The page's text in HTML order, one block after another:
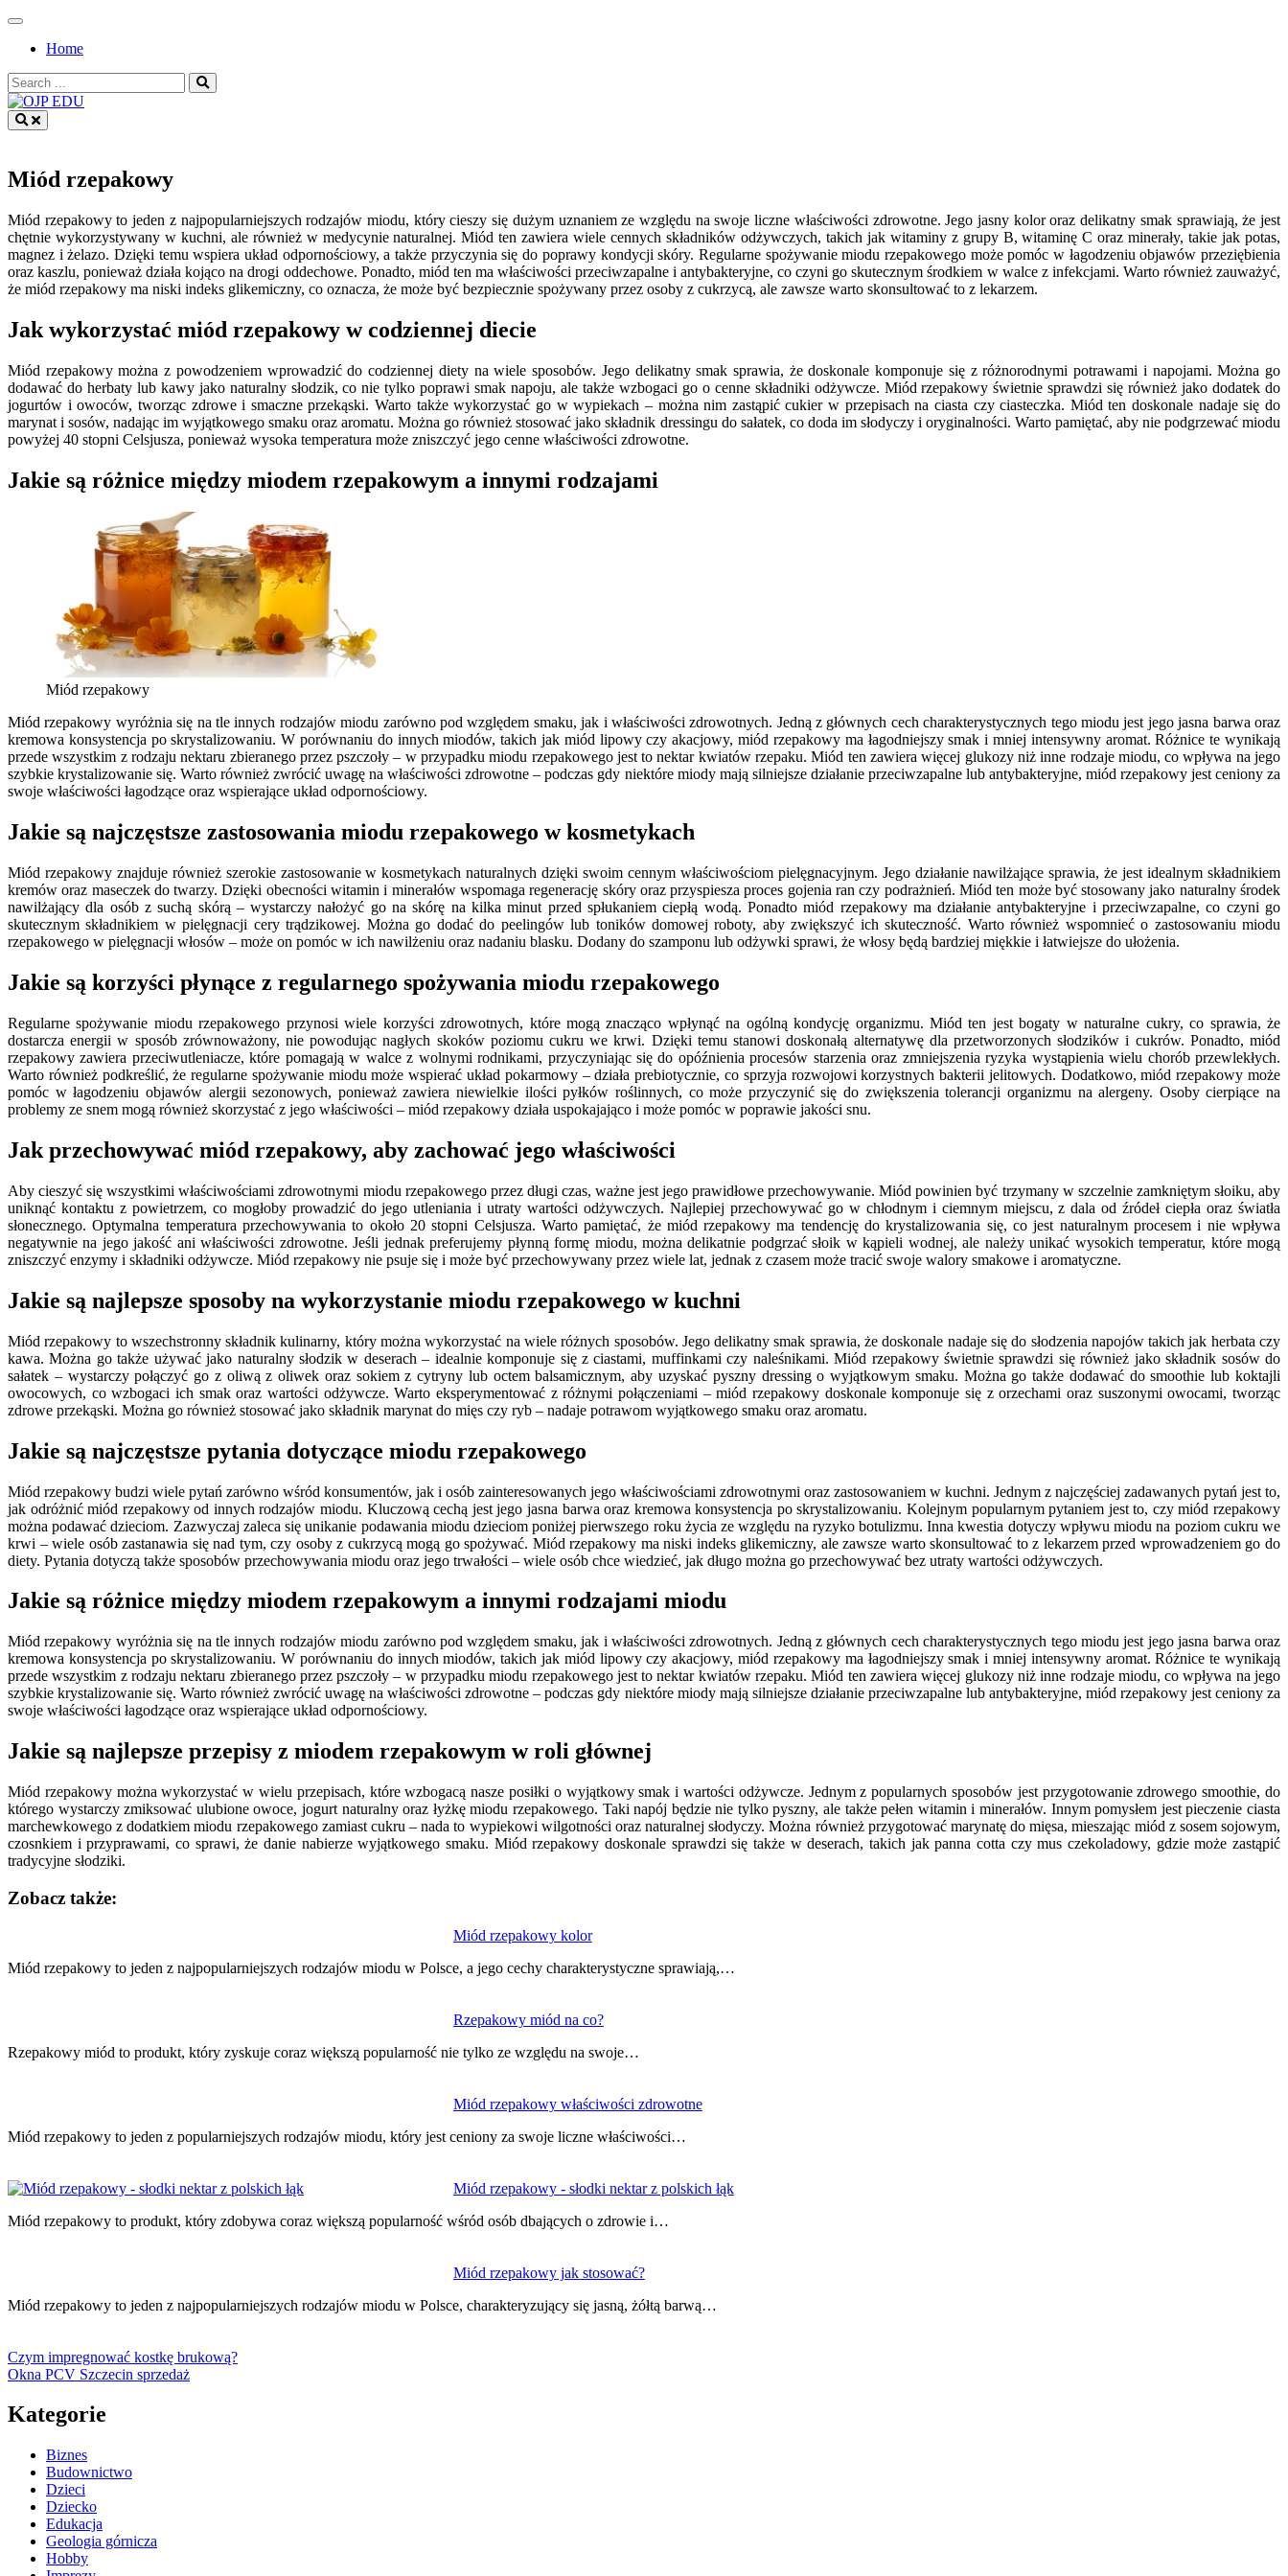
Skip
contentHome
Search
for:
Miód rzepakowy
Miód rzepakowy to jeden z najpopularniejszych rodzajów miodu, który cieszy się dużym uznaniem ze względu na swoje liczne właściwości zdrowotne. Jego jasny kolor oraz delikatny smak sprawiają, że jest
chętnie wykorzystywany w kuchni, ale również w medycynie naturalnej. Miód ten zawiera wiele cennych składników odżywczych, takich jak witaminy z grupy B, witaminę C oraz minerały, takie jak potas,
magnez i żelazo. Dzięki temu wspiera układ odpornościowy, a także przyczynia się do poprawy kondycji skóry. Regularne spożywanie miodu rzepakowego może pomóc w łagodzeniu objawów przeziębienia
oraz kaszlu, ponieważ działa kojąco na drogi oddechowe. Ponadto, miód ten ma właściwości przeciwzapalne i antybakteryjne, co czyni go skutecznym środkiem w walce z infekcjami. Warto również zauważyć,
że miód rzepakowy ma niski indeks glikemiczny, co oznacza, że może być bezpiecznie spożywany przez osoby z cukrzycą, ale zawsze warto skonsultować to z lekarzem.
Jak wykorzystać miód rzepakowy w codziennej diecie
Miód rzepakowy można z powodzeniem wprowadzić do codziennej diety na wiele sposobów. Jego delikatny smak sprawia, że doskonale komponuje się z różnorodnymi potrawami i napojami. Można go
dodawać do herbaty lub kawy jako naturalny słodzik, co nie tylko poprawi smak napoju, ale także wzbogaci go o cenne składniki odżywcze. Miód rzepakowy świetnie sprawdzi się również jako dodatek do
jogurtów i owoców, tworząc zdrowe i smaczne przekąski. Warto także wykorzystać go w wypiekach – można nim zastąpić cukier w przepisach na ciasta czy ciasteczka. Miód ten doskonale nadaje się do
marynat i sosów, nadając im wyjątkowego smaku oraz aromatu. Można go również stosować jako składnik dressingu do sałatek, co doda im słodyczy i oryginalności. Warto pamiętać, aby nie podgrzewać miodu
powyżej 40 stopni Celsjusza, ponieważ wysoka temperatura może zniszczyć jego cenne właściwości zdrowotne.
Jakie są różnice między miodem rzepakowym a innymi rodzajami
Miód rzepakowy
Miód rzepakowy wyróżnia się na tle innych rodzajów miodu zarówno pod względem smaku, jak i właściwości zdrowotnych. Jedną z głównych cech charakterystycznych tego miodu jest jego jasna barwa oraz
kremowa konsystencja po skrystalizowaniu. W porównaniu do innych miodów, takich jak miód lipowy czy akacjowy, miód rzepakowy ma łagodniejszy smak i mniej intensywny aromat. Różnice te wynikają
przede wszystkim z rodzaju nektaru zbieranego przez pszczoły – w przypadku miodu rzepakowego jest to nektar kwiatów rzepaku. Miód ten zawiera więcej glukozy niż inne rodzaje miodu, co wpływa na jego
szybkie krystalizowanie się. Warto również zwrócić uwagę na właściwości zdrowotne – podczas gdy niektóre miody mają silniejsze działanie przeciwzapalne lub antybakteryjne, miód rzepakowy jest ceniony za
swoje właściwości łagodzące oraz wspierające układ odpornościowy.
Jakie są najczęstsze zastosowania miodu rzepakowego w kosmetykach
Miód rzepakowy znajduje również szerokie zastosowanie w kosmetykach naturalnych dzięki swoim cennym właściwościom pielęgnacyjnym. Jego działanie nawilżające sprawia, że jest idealnym składnikiem
kremów oraz maseczek do twarzy. Dzięki obecności witamin i minerałów wspomaga regenerację skóry oraz przyspiesza proces gojenia ran czy podrażnień. Miód ten może być stosowany jako naturalny środek
nawilżający dla osób z suchą skórą – wystarczy nałożyć go na skórę na kilka minut przed spłukaniem ciepłą wodą. Ponadto miód rzepakowy ma działanie antybakteryjne i przeciwzapalne, co czyni go
skutecznym składnikiem w pielęgnacji cery trądzikowej. Można go dodać do peelingów lub toników domowej roboty, aby zwiększyć ich skuteczność. Warto również wspomnieć o zastosowaniu miodu
rzepakowego w pielęgnacji włosów – może on pomóc w ich nawilżeniu oraz nadaniu blasku. Dodany do szamponu lub odżywki sprawi, że włosy będą bardziej miękkie i łatwiejsze do ułożenia.
Jakie są korzyści płynące z regularnego spożywania miodu rzepakowego
Regularne spożywanie miodu rzepakowego przynosi wiele korzyści zdrowotnych, które mogą znacząco wpłynąć na ogólną kondycję organizmu. Miód ten jest bogaty w naturalne cukry, co sprawia, że
dostarcza energii w sposób zrównoważony, nie powodując nagłych skoków poziomu cukru we krwi. Dzięki temu stanowi doskonałą alternatywę dla przetworzonych słodzików i cukrów. Ponadto, miód
rzepakowy zawiera przeciwutleniacze, które pomagają w walce z wolnymi rodnikami, przyczyniając się do opóźnienia procesów starzenia oraz zmniejszenia ryzyka wystąpienia wielu chorób przewlekłych.
Warto również podkreślić, że regularne spożywanie miodu może wspierać układ pokarmowy – działa prebiotycznie, co sprzyja rozwojowi korzystnych bakterii jelitowych. Dodatkowo, miód rzepakowy może
pomóc w łagodzeniu objawów alergii sezonowych, ponieważ zawiera niewielkie ilości pyłków roślinnych, co może przyczynić się do zwiększenia tolerancji organizmu na alergeny. Osoby cierpiące na
problemy ze snem mogą również skorzystać z jego właściwości – miód rzepakowy działa uspokajająco i może pomóc w poprawie jakości snu.
Jak przechowywać miód rzepakowy, aby zachować jego właściwości
Aby cieszyć się wszystkimi właściwościami zdrowotnymi miodu rzepakowego przez długi czas, ważne jest jego prawidłowe przechowywanie. Miód powinien być trzymany w szczelnie zamkniętym słoiku, aby
uniknąć kontaktu z powietrzem, co mogłoby prowadzić do jego utleniania i utraty wartości odżywczych. Najlepiej przechowywać go w chłodnym i ciemnym miejscu, z dala od źródeł ciepła oraz światła
słonecznego. Optymalna temperatura przechowywania to około 20 stopni Celsjusza. Warto pamiętać, że miód rzepakowy ma tendencję do krystalizowania się, co jest naturalnym procesem i nie wpływa
negatywnie na jego jakość ani właściwości zdrowotne. Jeśli jednak preferujemy płynną formę miodu, można delikatnie podgrzać słoik w kąpieli wodnej, ale należy unikać wysokich temperatur, które mogą
zniszczyć enzymy i składniki odżywcze. Miód rzepakowy nie psuje się i może być przechowywany przez wiele lat, jednak z czasem może tracić swoje walory smakowe i aromatyczne.
Jakie są najlepsze sposoby na wykorzystanie miodu rzepakowego w kuchni
Miód rzepakowy to wszechstronny składnik kulinarny, który można wykorzystać na wiele różnych sposobów. Jego delikatny smak sprawia, że doskonale nadaje się do słodzenia napojów takich jak herbata czy
kawa. Można go także używać jako naturalny słodzik w deserach – idealnie komponuje się z ciastami, muffinkami czy naleśnikami. Miód rzepakowy świetnie sprawdzi się również jako składnik sosów do
sałatek – wystarczy połączyć go z oliwą z oliwek oraz sokiem z cytryny lub octem balsamicznym, aby uzyskać pyszny dressing o wyjątkowym smaku. Można go także dodawać do smoothie lub koktajli
owocowych, co wzbogaci ich smak oraz wartości odżywcze. Warto eksperymentować z różnymi połączeniami – miód rzepakowy doskonale komponuje się z orzechami oraz suszonymi owocami, tworząc
zdrowe przekąski. Można go również stosować jako składnik marynat do mięs czy ryb – nadaje potrawom wyjątkowego smaku oraz aromatu.
Jakie są najczęstsze pytania dotyczące miodu rzepakowego
Miód rzepakowy budzi wiele pytań zarówno wśród konsumentów, jak i osób zainteresowanych jego właściwościami zdrowotnymi oraz zastosowaniem w kuchni. Jednym z najczęściej zadawanych pytań jest to,
jak odróżnić miód rzepakowy od innych rodzajów miodu. Kluczową cechą jest jego jasna barwa oraz kremowa konsystencja po skrystalizowaniu. Kolejnym popularnym pytaniem jest to, czy miód rzepakowy
można podawać dzieciom. Zazwyczaj zaleca się unikanie podawania miodu dzieciom poniżej pierwszego roku życia ze względu na ryzyko botulizmu. Inna kwestia dotyczy wpływu miodu na poziom cukru we
krwi – wiele osób zastanawia się nad tym, czy osoby z cukrzycą mogą go spożywać. Miód rzepakowy ma niski indeks glikemiczny, ale zawsze warto skonsultować to z lekarzem przed wprowadzeniem go do
diety. Pytania dotyczą także sposobów przechowywania miodu oraz jego trwałości – wiele osób chce wiedzieć, jak długo można go przechowywać bez utraty wartości odżywczych.
Jakie są różnice między miodem rzepakowym a innymi rodzajami miodu
Miód rzepakowy wyróżnia się na tle innych rodzajów miodu zarówno pod względem smaku, jak i właściwości zdrowotnych. Jedną z głównych cech charakterystycznych tego miodu jest jego jasna barwa oraz
kremowa konsystencja po skrystalizowaniu. W porównaniu do innych miodów, takich jak miód lipowy czy akacjowy, miód rzepakowy ma łagodniejszy smak i mniej intensywny aromat. Różnice te wynikają
przede wszystkim z rodzaju nektaru zbieranego przez pszczoły – w przypadku miodu rzepakowego jest to nektar kwiatów rzepaku. Miód ten zawiera więcej glukozy niż inne rodzaje miodu, co wpływa na jego
szybkie krystalizowanie się. Warto również zwrócić uwagę na właściwości zdrowotne – podczas gdy niektóre miody mają silniejsze działanie przeciwzapalne lub antybakteryjne, miód rzepakowy jest ceniony za
swoje właściwości łagodzące oraz wspierające układ odpornościowy.
Jakie są najlepsze przepisy z miodem rzepakowym w roli głównej
Miód rzepakowy można wykorzystać w wielu przepisach, które wzbogacą nasze posiłki o wyjątkowy smak i wartości odżywcze. Jednym z popularnych sposobów jest przygotowanie zdrowego smoothie, do
którego wystarczy zmiksować ulubione owoce, jogurt naturalny oraz łyżkę miodu rzepakowego. Taki napój będzie nie tylko pyszny, ale także pełen witamin i minerałów. Innym pomysłem jest pieczenie ciasta
marchewkowego z dodatkiem miodu rzepakowego zamiast cukru – nada to wypiekowi wilgotności oraz naturalnej słodyczy. Można również przygotować marynatę do mięsa, mieszając miód z sosem sojowym,
czosnkiem i przyprawami, co sprawi, że danie nabierze wyjątkowego smaku. Miód rzepakowy doskonale sprawdzi się także w deserach, takich jak panna cotta czy mus czekoladowy, gdzie może zastąpić
tradycyjne słodziki.
Zobacz także:
Miód rzepakowy kolor
Miód rzepakowy to jeden z najpopularniejszych rodzajów miodu w Polsce, a jego cechy charakterystyczne sprawiają,…
Rzepakowy miód na co?
Rzepakowy miód to produkt, który zyskuje coraz większą popularność nie tylko ze względu na swoje…
Miód rzepakowy właściwości zdrowotne
Miód rzepakowy to jeden z popularniejszych rodzajów miodu, który jest ceniony za swoje liczne właściwości…
Miód rzepakowy - słodki nektar z polskich łąk
Miód rzepakowy to produkt, który zdobywa coraz większą popularność wśród osób dbających o zdrowie i…
Miód rzepakowy jak stosować?
Miód rzepakowy to jeden z najpopularniejszych rodzajów miodu w Polsce, charakteryzujący się jasną, żółtą barwą…
wpisu
Czym impregnować kostkę brukową?
Okna PCV Szczecin sprzedaż
Kategorie
Biznes
Budownictwo
Dzieci
Dziecko
Edukacja
Geologia górnicza
Hobby